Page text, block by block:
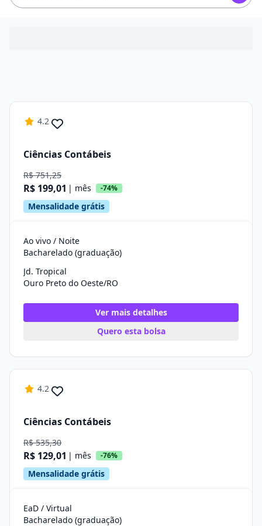
4.2
Ciências Contábeis
R$ 751,25
R$ 199,01 | mês -74%
Mensalidade grátis
Ao vivo / Noite
Bacharelado (graduação)
Jd. Tropical
Ouro Preto do Oeste/RO
Ver mais detalhes
Quero esta bolsa
4.2
Ciências Contábeis
R$ 535,30
R$ 129,01 | mês -76%
Mensalidade grátis
EaD / Virtual
Bacharelado (graduação)